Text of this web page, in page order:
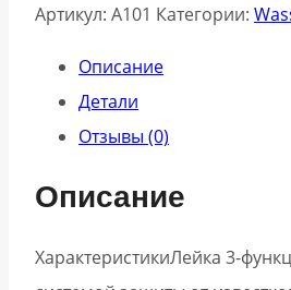
Артикул: A101 Категории:
Описание
Детали
Отзывы (0)
Описание
ХарактеристикиЛейка 3-